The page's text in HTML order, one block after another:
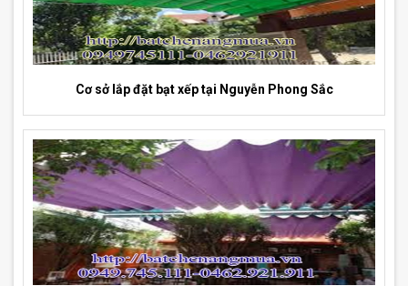
Cơ sở lắp đặt bạt xếp tại Nguyễn Phong Sắc